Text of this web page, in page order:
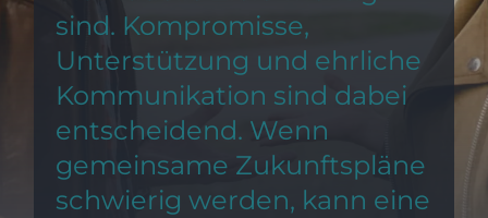
sind. Kompromisse,
Unterstützung und ehrliche
Kommunikation sind dabei
entscheidend. Wenn
gemeinsame Zukunftspläne
schwierig werden, kann eine